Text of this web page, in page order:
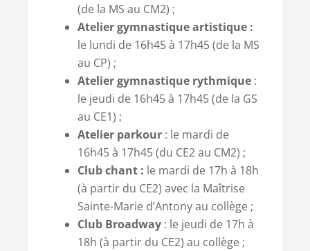
(de la MS au CM2) ;
Atelier gymnastique artistique :
le lundi de 16h45 à 17h45 (de la MS
au CP) ;
Atelier gymnastique rythmique :
le jeudi de 16h45 à 17h45 (de la GS
au CE1) ;
Atelier parkour : le mardi de
16h45 à 17h45 (du CE2 au CM2) ;
Club chant : le mardi de 17h à 18h
(à partir du CE2) avec la Maîtrise
Sainte-Marie d’Antony au collège ;
Club Broadway : le jeudi de 17h à
18h (à partir du CE2) au collège ;